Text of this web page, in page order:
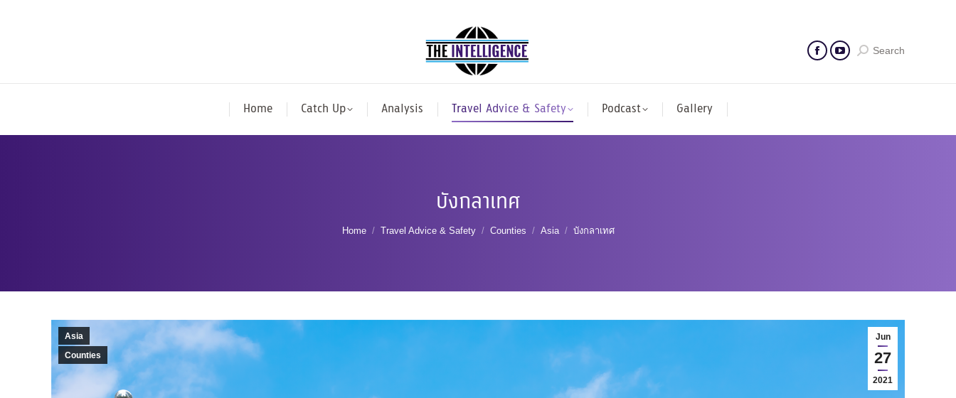
Search
Home Catch Up Analysis Travel Advice & Safety Podcast Gallery
บังกลาเทศ
You are here:
Home Travel Advice & Safety Counties Asia บังกลาเทศ
Jun
27
2021
Asia
Counties